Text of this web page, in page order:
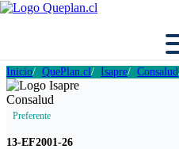
Inicio QuePlan.cl Isapre Consalud
Preferente
13-EF2001-26